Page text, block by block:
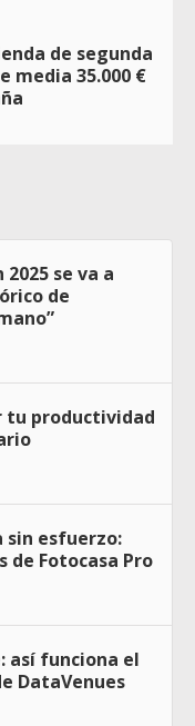
de segunda
media 35.000 €
2025 se va a
de
tu productividad
esfuerzo:
Fotocasa Pro
así funciona el
DataVenues